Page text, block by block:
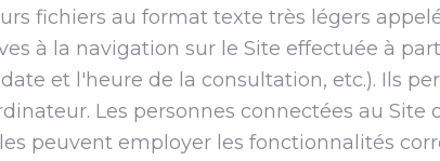
fichiers au format texte très légers
à la navigation sur le Site effectuée à
et l'heure de la consultation, etc.). Ils
Les personnes connectées au Site
peuvent employer les fonctionnalités